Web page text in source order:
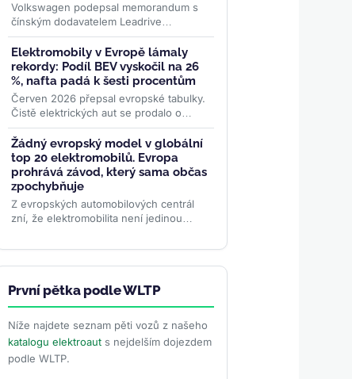
Volkswagen podepsal memorandum s
čínským dodavatelem Leadrive
Technology o vývoji karbidokřemíkových
výkonových modulů pro elektromobily....
>>
Elektromobily v Evropě lámaly
rekordy: Podíl BEV vyskočil na 26
%, nafta padá k šesti procentům
Červen 2026 přepsal evropské tabulky.
Čistě elektrických aut se prodalo o
polovinu víc než loni, jejich tržní podíl
dosáhl rekordních 26...>>
Žádný evropský model v globální
top 20 elektromobilů. Evropa
prohrává závod, který sama občas
zpochybňuje
Z evropských automobilových centrál
zní, že elektromobilita není jedinou
červen 2026 ale ukazuje...>>
První pětka podle WLTP
Níže najdete seznam pěti vozů z našeho
katalogu elektroauts nejdelším dojezdem
podle WLTP.